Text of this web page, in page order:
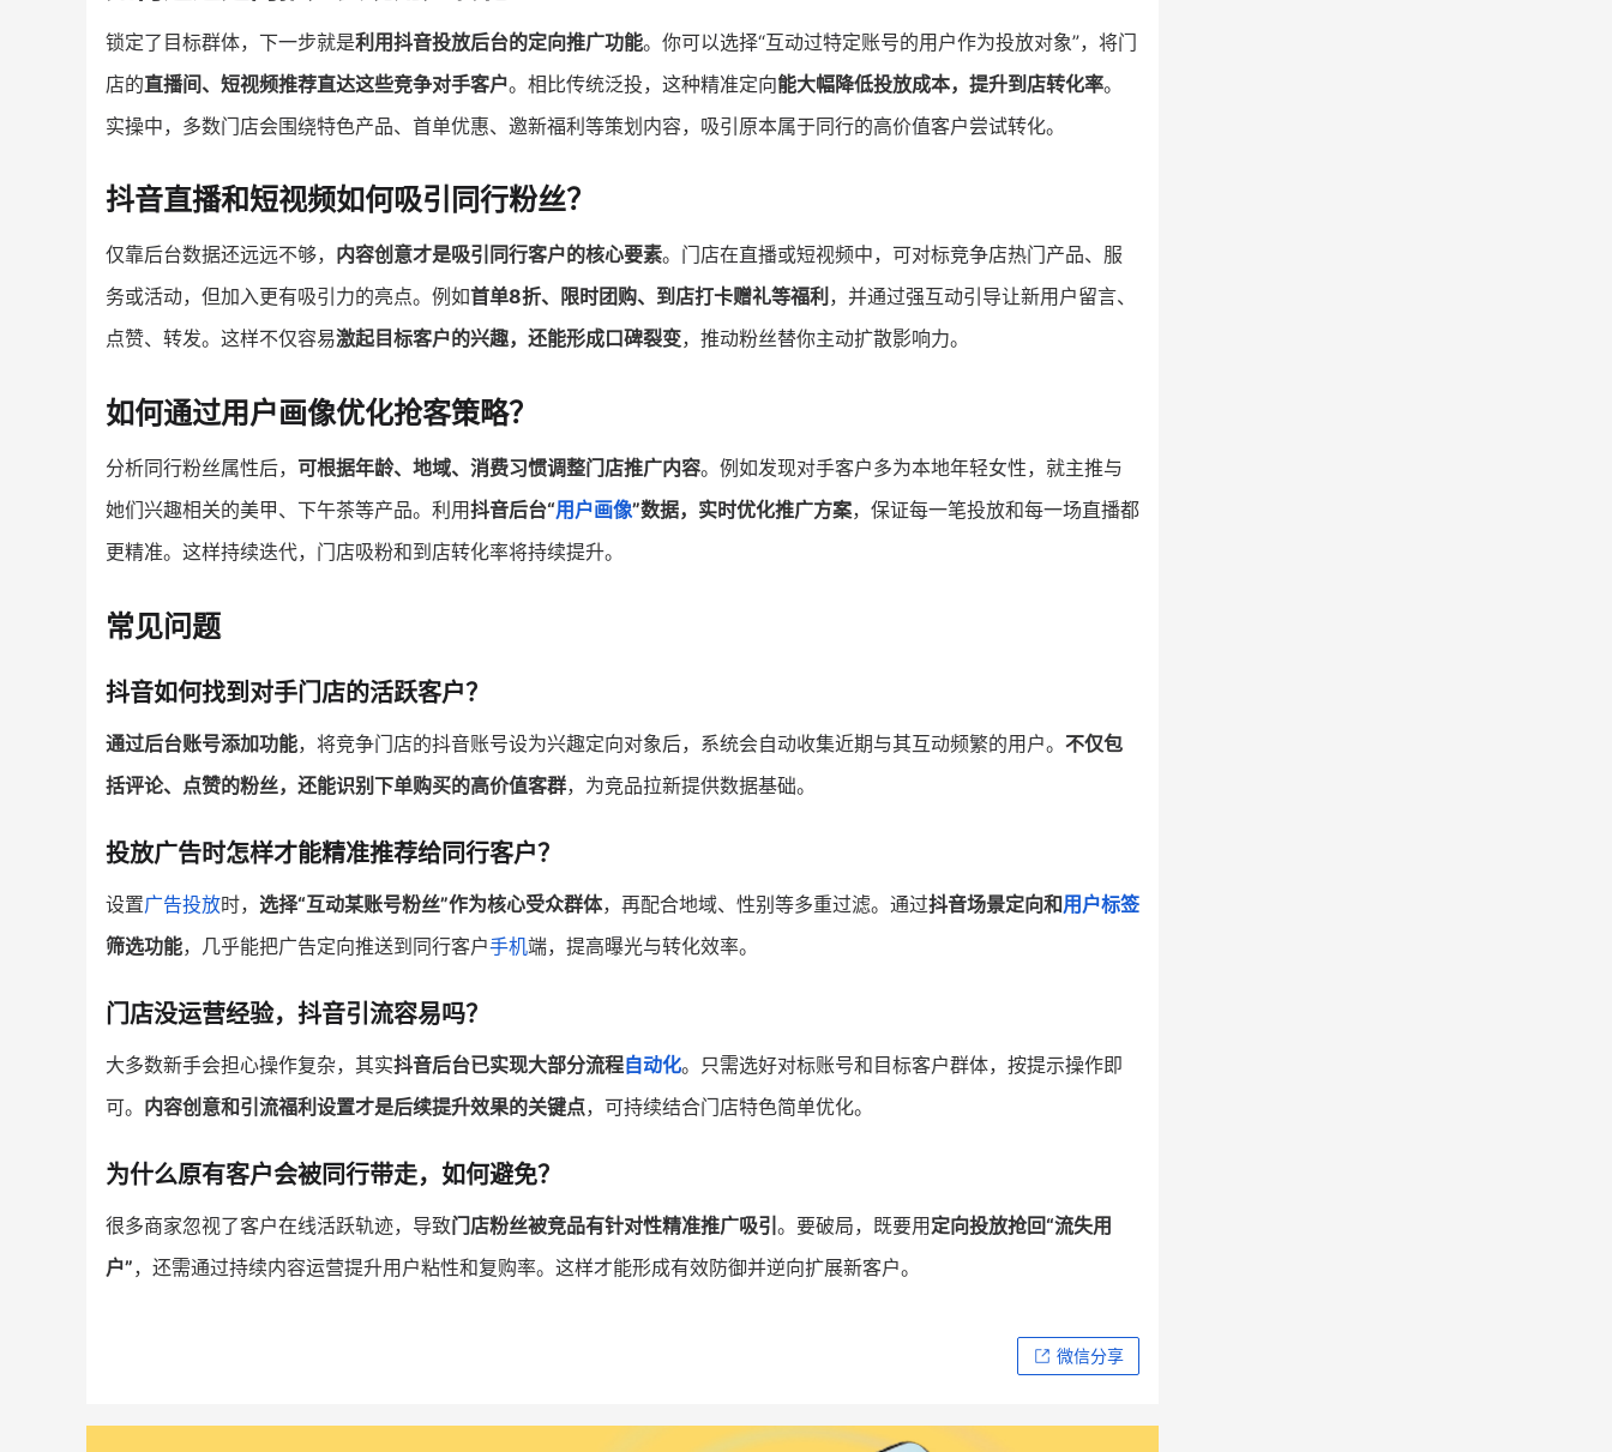
锁定了目标群体，下一步就是利用抖音投放后台的定向推广功能。你可以选择“互动过特定账号的用户作为投放对象”，将门
店的直播间、短视频推荐直达这些竞争对手客户。相比传统泛投，这种精准定向能大幅降低投放成本，提升到店转化率。
实操中，多数门店会围绕特色产品、首单优惠、邀新福利等策划内容，吸引原本属于同行的高价值客户尝试转化。
抖音直播和短视频如何吸引同行粉丝？
仅靠后台数据还远远不够， 内容创意才是吸引同行客户的核心要素。门店在直播或短视频中，可对标竞争店热门产品、服
务或活动，但加入更有吸引力的亮点。例如首单8折、限时团购、到店打卡赠礼等福利 ，并通过强互动引导让新用户留言、
点赞、转发。这样不仅容易激起目标客户的兴趣，还能形成口碑裂变，推动粉丝替你主动扩散影响力。
如何通过用户画像优化抢客策略？
分析同行粉丝属性后， 可根据年龄、地域、消费习惯调整门店推广内容。例如发现对手客户多为本地年轻女性，就主推与
她们兴趣相关的美甲、下午茶等产品。利用抖音后台“用户画像”数据，实时优化推广方案，保证每一笔投放和每一场直播都
更精准。这样持续迭代，门店吸粉和到店转化率将持续提升。
常见问题
抖音如何找到对手门店的活跃客户？
通过后台账号添加功能，将竞争门店的抖音账号设为兴趣定向对象后，系统会自动收集近期与其互动频繁的用户。 不仅包
括评论、点赞的粉丝，还能识别下单购买的高价值客群，为竞品拉新提供数据基础。
投放广告时怎样才能精准推荐给同行客户？
设置广告投放时， 选择“互动某账号粉丝”作为核心受众群体，再配合地域、性别等多重过滤。通过抖音场景定向和用户标签
筛选功能，几乎能把广告定向推送到同行客户手机端，提高曝光与转化效率。
门店没运营经验，抖音引流容易吗？
大多数新手会担心操作复杂，其实抖音后台已实现大部分流程自动化。只需选好对标账号和目标客户群体，按提示操作即
可。 内容创意和引流福利设置才是后续提升效果的关键点，可持续结合门店特色简单优化。
为什么原有客户会被同行带走，如何避免？
很多商家忽视了客户在线活跃轨迹，导致门店粉丝被竞品有针对性精准推广吸引 。要破局，既要用定向投放抢回“流失用
户”，还需通过持续内容运营提升用户粘性和复购率。这样才能形成有效防御并逆向扩展新客户。
微信分享